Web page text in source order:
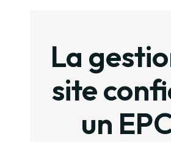
La
site
un